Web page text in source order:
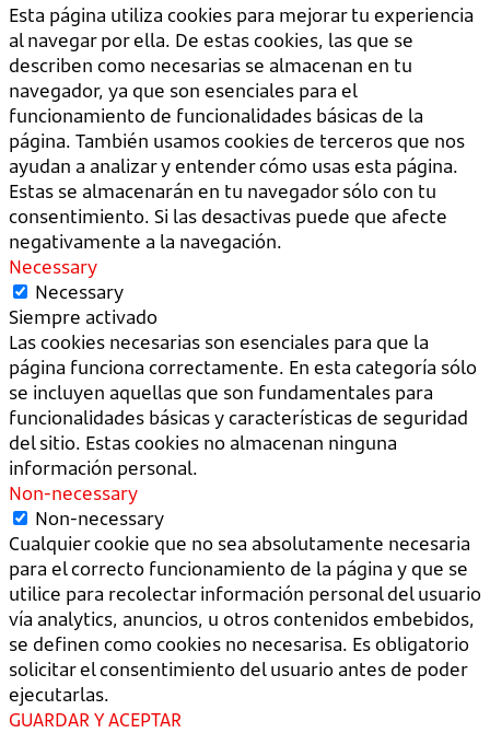
Esta página utiliza cookies para mejorar tu experiencia
al navegar por ella. De estas cookies, las que se
describen como necesarias se almacenan en tu
navegador, ya que son esenciales para el
funcionamiento de funcionalidades básicas de la
página. También usamos cookies de terceros que nos
ayudan a analizar y entender cómo usas esta página.
Estas se almacenarán en tu navegador sólo con tu
consentimiento. Si las desactivas puede que afecte
negativamente a la navegación.
Necessary
Necessary
Siempre activado
Las cookies necesarias son esenciales para que la
página funciona correctamente. En esta categoría sólo
se incluyen aquellas que son fundamentales para
funcionalidades básicas y características de seguridad
del sitio. Estas cookies no almacenan ninguna
información personal.
Non-necessary
Non-necessary
Cualquier cookie que no sea absolutamente necesaria
para el correcto funcionamiento de la página y que se
utilice para recolectar información personal del usuario
vía analytics, anuncios, u otros contenidos embebidos,
se definen como cookies no necesarisa. Es obligatorio
solicitar el consentimiento del usuario antes de poder
ejecutarlas.
GUARDAR Y ACEPTAR